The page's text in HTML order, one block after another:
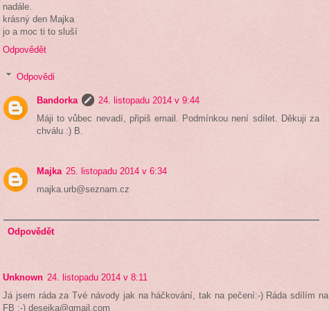
nadále.
krásný den Majka
jo a moc ti to sluší
Odpovědět
Odpovědi
Bandorka
24. listopadu 2014 v 9:44
Máji to vůbec nevadí, připiš email. Podmínkou není sdílet. Děkuji za
chválu :) B.
Majka 25. listopadu 2014 v 6:34
majka.urb@seznam.cz
Odpovědět
Unknown 24. listopadu 2014 v 8:11
Já jsem ráda za Tvé návody jak na háčkování, tak na pečení:-) Ráda sdílím na
FB :-) desejka@gmail.com